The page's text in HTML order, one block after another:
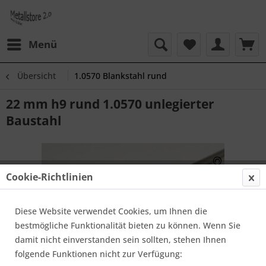
Menü
Übersicht 1.0570 Blankstahl rund
22 mm h9 rund 1.0570 unlegierter
Baustahl
Cookie-Richtlinien
Diese Website verwendet Cookies, um Ihnen die
bestmögliche Funktionalität bieten zu können. Wenn Sie
damit nicht einverstanden sein sollten, stehen Ihnen
folgende Funktionen nicht zur Verfügung: